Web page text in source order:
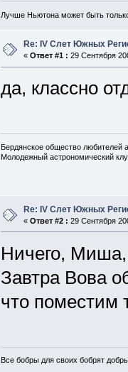
Лучше Ньютона может быть
Re: IV Слет Южных
« Ответ #1 : 29 Сентября
да, классно
Бердянское общество любителей
Молодежный астрономический
Re: IV Слет Южных
« Ответ #2 : 29 Сентября
Ничего,
Завтра Вова
что поместим
Все бобры для своих бобрят